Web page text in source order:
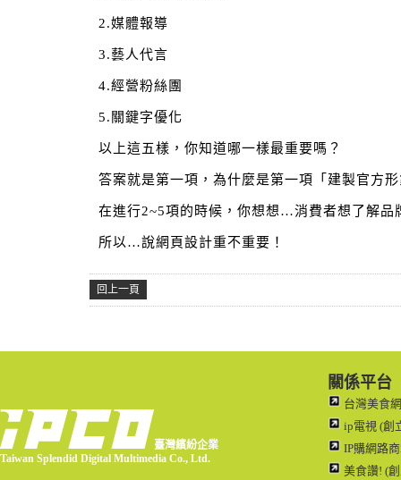
2.媒體報導
3.藝人代言
4.經營粉絲團
5.關鍵字優化
以上這五樣，你知道哪一樣最重要嗎？
答案就是第一項，為什麼是第一項「建製官方
在進行2~5項的時候，你想想…消費者想了解品
所以…說網頁設計重不重要！
回上一頁
臺灣繽紛企業
Taiwan Splendid Digital Multimedia Co., Ltd.
關係平台
台灣美食
ip電視 (創
IP購網路
美食讚! (